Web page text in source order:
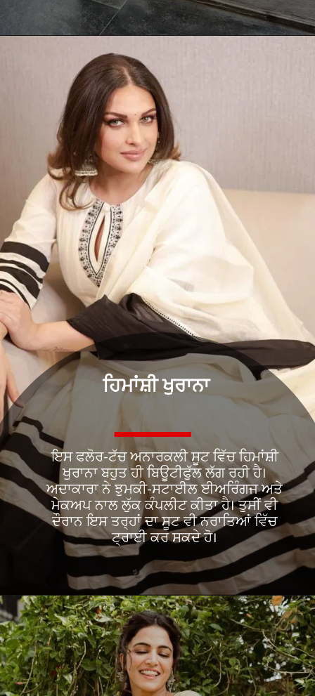
ਇਸ ਫਲੋਰ-ਟੱਚ ਅਨਾਰਕਲੀ ਸੂਟ ਵਿੱਚ ਹਿਮਾਂਸ਼ੀ
ਖੁਰਾਨਾ ਬਹੁਤ ਹੀ ਬਿਊਟੀਫੁੱਲ ਲੱਗ ਰਹੀ ਹੈ।
ਅਦਾਕਾਰਾ ਨੇ ਝੁਮਕੀ-ਸਟਾਈਲ ਈਅਰਿੰਗਜ ਅਤੇ
ਮੇਕਅਪ ਨਾਲ ਲੁੱਕ ਕੰਪਲੀਟ ਕੀਤਾ ਹੈ। ਤੁਸੀਂ ਵੀ
ਦੌਰਾਨ ਇਸ ਤਰ੍ਹਾਂ ਦਾ ਸੂਟ ਵੀ ਨਰਾਤਿਆਂ ਵਿੱਚ
ਟ੍ਰਾਈ ਕਰ ਸਕਦੇ ਹੋ।
ਹਿਮਾਂਸ਼ੀ ਖੁਰਾਨਾ